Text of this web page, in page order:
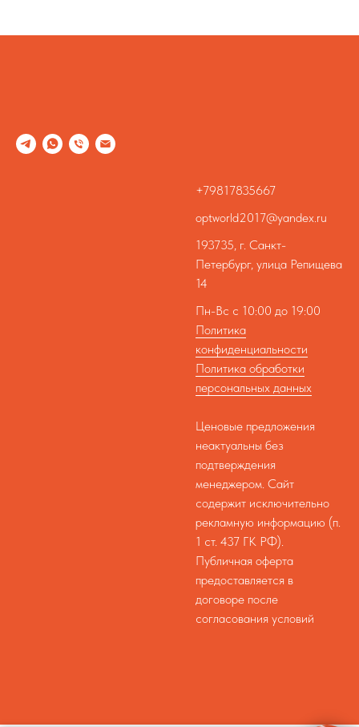
+79817835667
optworld2017@yandex.ru
193735, г. Санкт-
Петербург, улица Репищева
14
Пн-Вс с 10:00 до 19:00
Политика
конфиденциальности
Политика обработки
персональных данных
Ценовые предложения
неактуальны без
подтверждения
менеджером. Сайт
содержит исключительно
рекламную информацию (п.
1 ст. 437 ГК РФ).
Публичная оферта
предоставляется в
договоре после
согласования условий